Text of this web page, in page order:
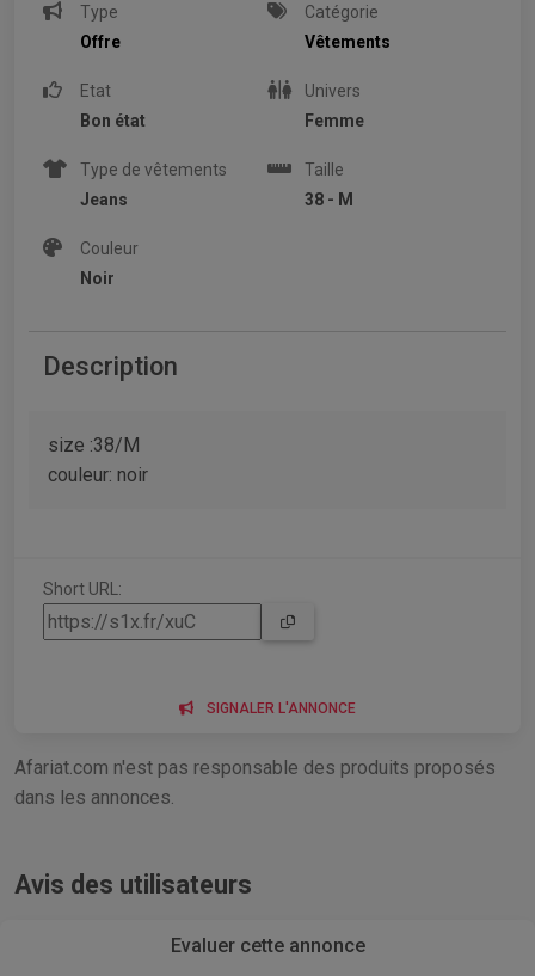
Type
Offre
Catégorie
Vêtements
Etat
Bon état
Univers
Femme
Type de vêtements
Jeans
Taille
38 - M
Couleur
Noir
Description
size :38/M
couleur: noir
Short URL:
SIGNALER L'ANNONCE
Afariat.com n'est pas responsable des produits proposés
dans les annonces.
Avis des utilisateurs
Evaluer cette annonce